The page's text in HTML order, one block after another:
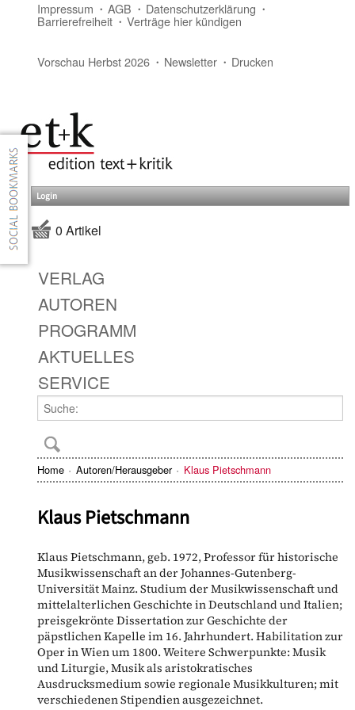
Impressum AGB Datenschutzerklärung
Barrierefreiheit Verträge hier kündigen
Vorschau Herbst 2026 Newsletter Drucken
Login
0 Artikel
VERLAG
AUTOREN
PROGRAMM
AKTUELLES
SERVICE
Home Autoren/Herausgeber Klaus Pietschmann
Klaus Pietschmann
Klaus Pietschmann, geb. 1972, Professor für historische
Musikwissenschaft an der Johannes-Gutenberg-
Universität Mainz. Studium der Musikwissenschaft und
mittelalterlichen Geschichte in Deutschland und Italien;
preisgekrönte Dissertation zur Geschichte der
päpstlichen Kapelle im 16. Jahrhundert. Habilitation zur
Oper in Wien um 1800. Weitere Schwerpunkte: Musik
und Liturgie, Musik als aristokratisches
Ausdrucksmedium sowie regionale Musikkulturen; mit
verschiedenen Stipendien ausgezeichnet.